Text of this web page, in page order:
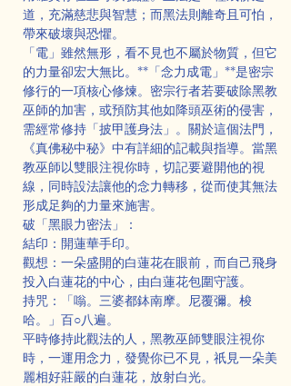
道，充滿慈悲與智慧；而黑法則離奇且可怕，
帶來破壞與恐懼。
「電」雖然無形，看不見也不屬於物質，但它
的力量卻宏大無比。**「念力成電」**是密宗
修行的一項核心修煉。密宗行者若要破除黑教
巫師的加害，或預防其他如降頭巫術的侵害，
需經常修持「披甲護身法」。關於這個法門，
《真佛秘中秘》中有詳細的記載與指導。當黑
教巫師以雙眼注視你時，切記要避開他的視
線，同時設法讓他的念力轉移，從而使其無法
形成足夠的力量來施害。
破「黑眼力密法」：
結印：開蓮華手印。
觀想：一朵盛開的白蓮花在眼前，而自己飛身
投入白蓮花的中心，由白蓮花包圍守護。
持咒：「嗡。三婆都鉢南摩。尼覆彌。梭
哈。」百○八遍。
平時修持此觀法的人，黑教巫師雙眼注視你
時，一運用念力，發覺你已不見，祇見一朵美
麗相好莊嚴的白蓮花，放射白光。